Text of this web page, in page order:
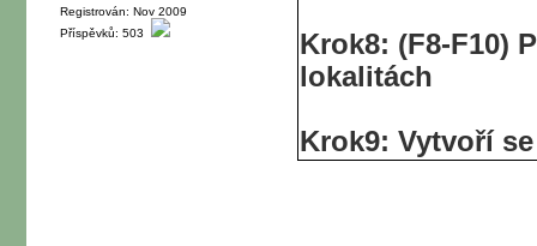
Registrován: Nov 2009
Příspěvků: 503
Krok8: (F8-F10)
lokalitách
Krok9: Vytvoří